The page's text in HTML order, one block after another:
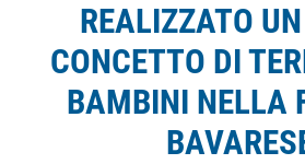
REALIZZATO
CONCETTO DI
BAMBINI NELLA